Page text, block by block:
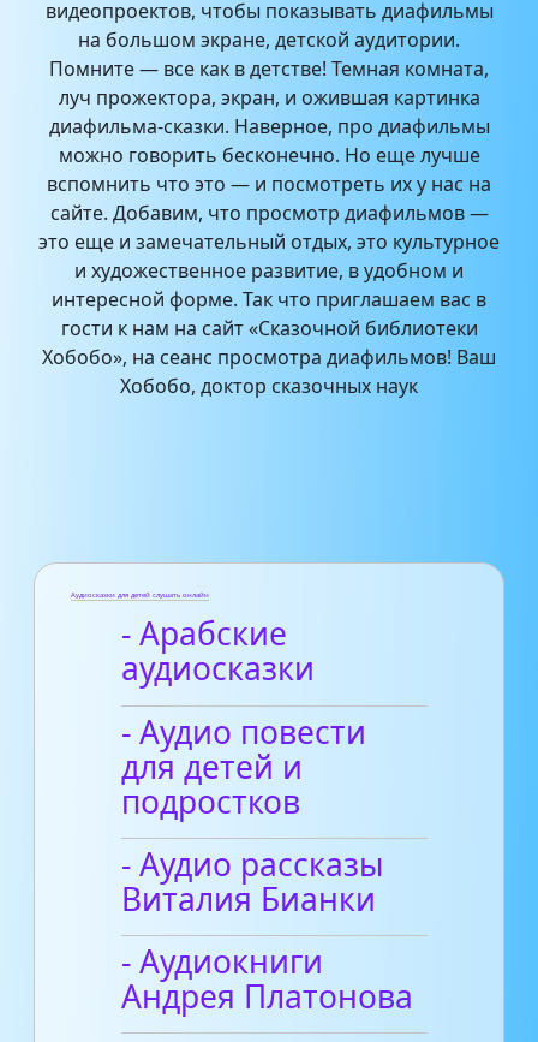
видеопроектов, чтобы показывать диафильмы
на большом экране, детской аудитории.
Помните — все как в детстве! Темная комната,
луч прожектора, экран, и ожившая картинка
диафильма-сказки. Наверное, про диафильмы
можно говорить бесконечно. Но еще лучше
вспомнить что это — и посмотреть их у нас на
сайте. Добавим, что просмотр диафильмов —
это еще и замечательный отдых, это культурное
и художественное развитие, в удобном и
интересной форме. Так что приглашаем вас в
гости к нам на сайт «Сказочной библиотеки
Хобобо», на сеанс просмотра диафильмов! Ваш
Хобобо, доктор сказочных наук
Аудиосказки для детей слушать онлайн
- Арабские
аудиосказки
- Аудио повести
для детей и
подростков
- Аудио рассказы
Виталия Бианки
- Аудиокниги
Андрея Платонова